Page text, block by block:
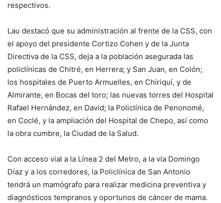
respectivos.
Lau destacó que su administración al frente de la CSS, con
el apoyo del presidente Cortizo Cohen y de la Junta
Directiva de la CSS, deja a la población asegurada las
policlínicas de Chitré, en Herrera; y San Juan, en Colón;
los hospitales de Puerto Armuelles, en Chiriquí, y de
Almirante, en Bocas del toro; las nuevas torres del Hospital
Rafael Hernández, en David; la Policlínica de Penonomé,
en Coclé, y la ampliación del Hospital de Chepo, así como
la obra cumbre, la Ciudad de la Salud.
Con acceso vial a la Línea 2 del Metro, a la vía Domingo
Díaz y a los corredores, la Policlínica de San Antonio
tendrá un mamógrafo para realizar medicina preventiva y
diagnósticos tempranos y oportunos de cáncer de mama.